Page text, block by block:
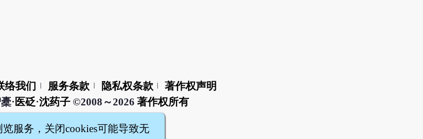
络我们 服务条款 隐私权条款
著作权声明
· 医砭·沈药子©2008～2026 著作权所有
服务，关闭cookies可能导致无